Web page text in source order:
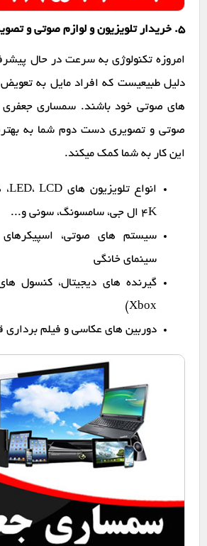
۵. خریدار تلویزیون و لوازم صوتی و تصویری
امروزه تکنولوژی به سرعت در حال
دلیل طبیعیست که افراد مایل به
های صوتی خود باشند. سمساری جعفری
صوتی و تصویری دست دوم شما به
این کار به شما کمک میکند.
4K ال جی، سامسونگ، سونی و...
سیستم های صوتی، اسپیکرهای
سینمای خانگی
Xbox)
دوربین های عکاسی و فیلم